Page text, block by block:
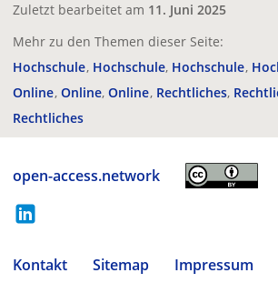
Zuletzt bearbeitet am 11. Juni 2025
Mehr zu den Themen dieser Seite:
Hochschule Hochschule Hochschule
Online Online Online Rechtliches
Rechtliches
open-access.network
Kontakt Sitemap
Impressum